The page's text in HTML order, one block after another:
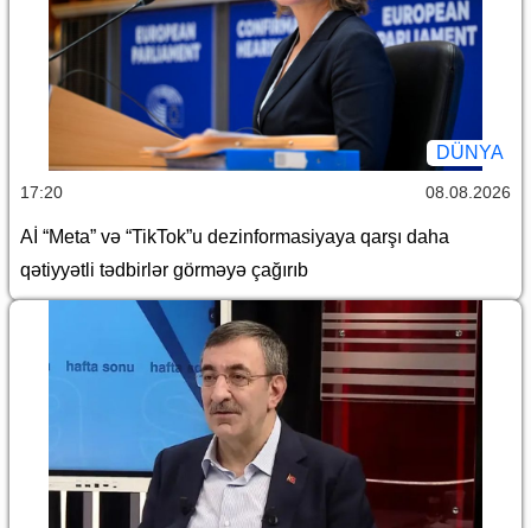
DÜNYA
17:20 08.08.2026
Aİ “Meta” və “TikTok”u dezinformasiyaya qarşı daha
qətiyyətli tədbirlər görməyə çağırıb